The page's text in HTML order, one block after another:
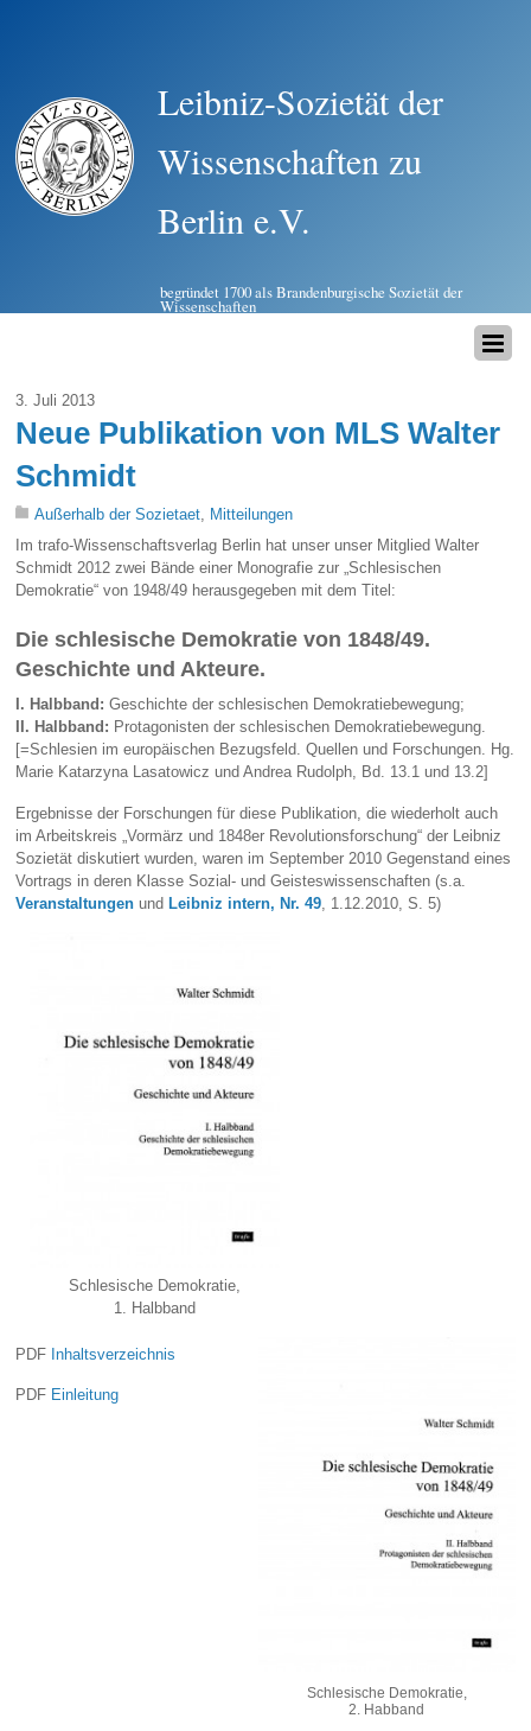
Leibniz-Sozietät der
Wissenschaften zu
Berlin e.V.
begründet 1700 als Brandenburgische Sozietät der
Wissenschaften
3. Juli 2013
Neue Publikation von MLS Walter
Schmidt
Außerhalb der Sozietaet, Mitteilungen
Im trafo-Wissenschaftsverlag Berlin hat unser unser Mitglied Walter
Schmidt 2012 zwei Bände einer Monografie zur „Schlesischen
Demokratie“ von 1948/49 herausgegeben mit dem Titel:
Die schlesische Demokratie von 1848/49.
Geschichte und Akteure.
I. Halbband: Geschichte der schlesischen Demokratiebewegung;
II. Halbband: Protagonisten der schlesischen Demokratiebewegung.
[=Schlesien im europäischen Bezugsfeld. Quellen und Forschungen. Hg.
Marie Katarzyna Lasatowicz und Andrea Rudolph, Bd. 13.1 und 13.2]
Ergebnisse der Forschungen für diese Publikation, die wiederholt auch
im Arbeitskreis „Vormärz und 1848er Revolutionsforschung“ der Leibniz
Sozietät diskutiert wurden, waren im September 2010 Gegenstand eines
Vortrags in deren Klasse Sozial- und Geisteswissenschaften (s.a.
Veranstaltungen und Leibniz intern, Nr. 49 , 1.12.2010, S. 5)
Schlesische Demokratie,
1. Halbband
Schlesische Demokratie,
2. Habband
PDF Inhaltsverzeichnis
PDF Einleitung